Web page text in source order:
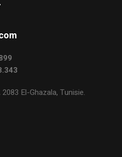
El-Ghazala, Tunisie.